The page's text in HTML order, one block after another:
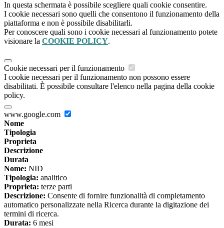
In questa schermata è possibile scegliere quali cookie consentire.
I cookie necessari sono quelli che consentono il funzionamento della
piattaforma e non è possibile disabilitarli.
Per conoscere quali sono i cookie necessari al funzionamento potete
visionare la COOKIE POLICY.
Cookie necessari per il funzionamento
I cookie necessari per il funzionamento non possono essere
disabilitati. È possibile consultare l'elenco nella pagina della cookie
policy.
www.google.com
Nome
Tipologia
Proprieta
Descrizione
Durata
Nome: NID
Tipologia: analitico
Proprieta: terze parti
Descrizione: Consente di fornire funzionalità di completamento
automatico personalizzate nella Ricerca durante la digitazione dei
termini di ricerca.
Durata: 6 mesi